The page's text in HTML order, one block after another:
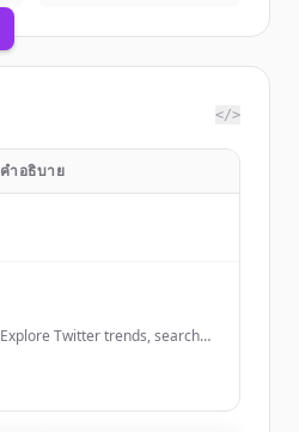
</>
คำอธิบาย
Explore Twitter trends, search